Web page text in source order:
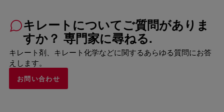
キレートについてご質問がありま
すか？ 専門家に尋ねる.
キレート剤、キレート化学などに関するあらゆる質問にお答
えします。
お問い合わせ